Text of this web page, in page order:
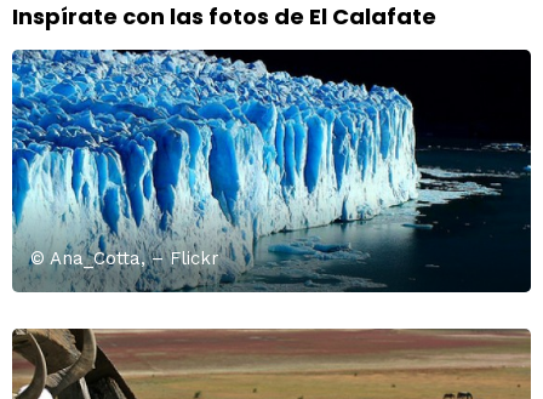
Inspírate con las fotos de El Calafate
© Ana_Cotta, – Flickr